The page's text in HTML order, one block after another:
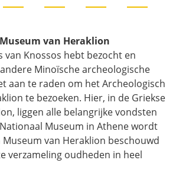
van Heraklion
van Knossos hebt bezocht en
Minoïsche archeologische
aan te raden om het Archeologisch
te bezoeken. Hier, in de Griekse
liggen alle belangrijke vondsten
Museum in Athene wordt
van Heraklion beschouwd
verzameling oudheden in heel